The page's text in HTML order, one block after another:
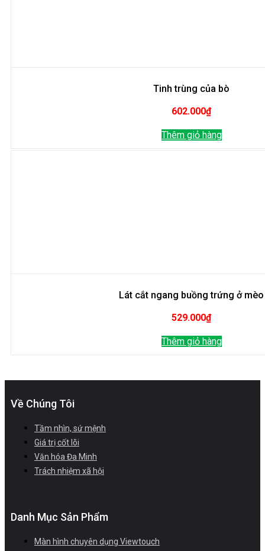
Tinh trùng của bò
602.000₫
Thêm giỏ hàng
Lát cắt ngang buồng trứng ở mèo
529.000₫
Thêm giỏ hàng
Về Chúng Tôi
Tầm nhìn, sứ mệnh
Giá trị cốt lõi
Văn hóa Đa Minh
Trách nhiệm xã hội
Danh Mục Sản Phẩm
Màn hình chuyên dụng Viewtouch